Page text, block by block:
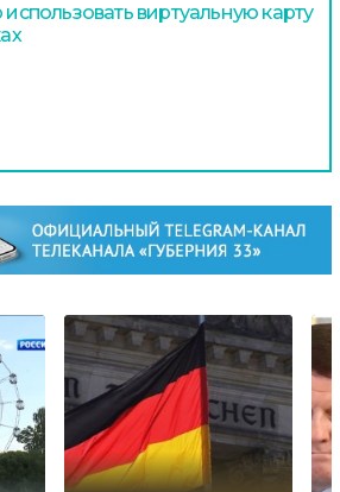
виртуальную карту